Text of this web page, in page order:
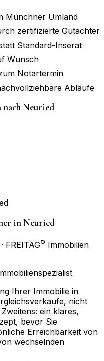
Münchner Umland
zertifizierte Gutachter
Standard-Inserat
Wunsch
Notartermin
Abläufe
Neuried
in Neuried
FREITAG® Immobilien
Ihrer Immobilie in
nicht
ein klares,
bevor Sie
Erreichbarkeit von
wechselnden